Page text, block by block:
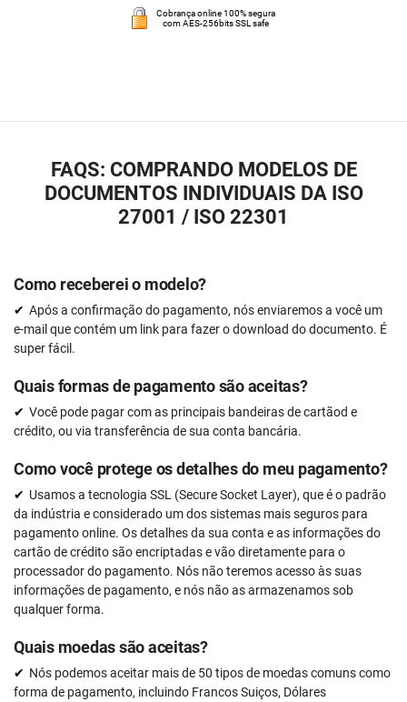
Cobrança online 100% segura
com AES-256bits SSL safe
FAQS: COMPRANDO MODELOS DE
DOCUMENTOS INDIVIDUAIS DA ISO
27001 / ISO 22301
Como receberei o modelo?
Após a confirmação do pagamento, nós enviaremos a você um
e-mail que contém um link para fazer o download do documento. É
super fácil.
Quais formas de pagamento são aceitas?
Você pode pagar com as principais bandeiras de cartãod e
crédito, ou via transferência de sua conta bancária.
Como você protege os detalhes do meu pagamento?
Usamos a tecnologia SSL (Secure Socket Layer), que é o padrão
da indústria e considerado um dos sistemas mais seguros para
pagamento online. Os detalhes da sua conta e as informações do
cartão de crédito são encriptadas e vão diretamente para o
processador do pagamento. Nós não teremos acesso às suas
informações de pagamento, e nós não as armazenamos sob
qualquer forma.
Quais moedas são aceitas?
Nós podemos aceitar mais de 50 tipos de moedas comuns como
forma de pagamento, incluindo Francos Suiços, Dólares